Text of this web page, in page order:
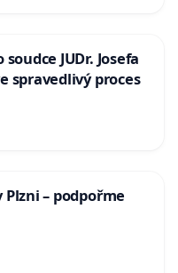
JUDr. Josefa
spravedlivý proces
– podpořme